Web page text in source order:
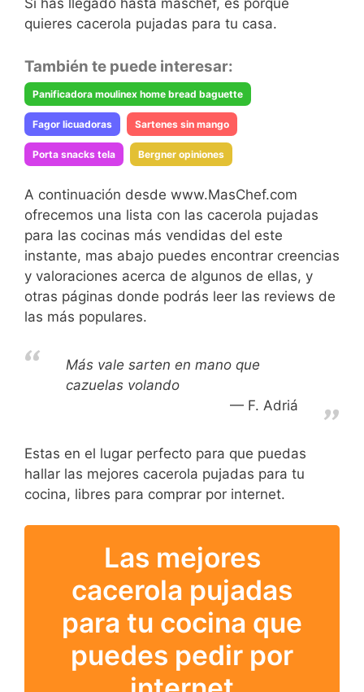
Si has llegado hasta maschef, es porque
quieres cacerola pujadas para tu casa.
También te puede interesar:
Panificadora moulinex home bread baguette
Fagor licuadoras Sartenes sin mango
Porta snacks tela Bergner opiniones
A continuación desde www.MasChef.com
ofrecemos una lista con las cacerola pujadas
para las cocinas más vendidas del este
instante, mas abajo puedes encontrar creencias
y valoraciones acerca de algunos de ellas, y
otras páginas donde podrás leer las reviews de
las más populares.
Más vale sarten en mano que
cazuelas volando
F. Adriá
Estas en el lugar perfecto para que puedas
hallar las mejores cacerola pujadas para tu
cocina, libres para comprar por internet.
Las mejores
cacerola pujadas
para tu cocina que
puedes pedir por